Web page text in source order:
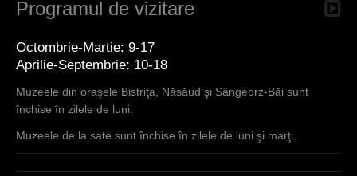
Programul de vizitare
Octombrie-Martie: 9-17
Aprilie-Septembrie: 10-18
Muzeele din oraşele Bistriţa, Năsăud şi Sângeorz-Băi sunt
închise în zilele de luni.
Muzeele de la sate sunt închise în zilele de luni şi marţi.